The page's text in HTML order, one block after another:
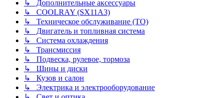
↳ Дополнительные аксессуары
↳ COOLRAY (SX11A3)
↳ Техническое обслуживание (ТО)
↳ Двигатель и топливная система
↳ Система охлаждения
↳ Трансмиссия
↳ Подвеска, рулевое, тормоза
↳ Шины и диски
↳ Кузов и салон
↳ Электрика и электрооборудование